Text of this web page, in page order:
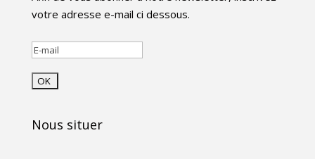
votre adresse e-mail ci dessous.
Nous situer